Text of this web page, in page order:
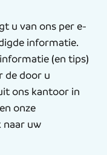
u van ons per e-
informatie.
(en tips)
de door u
ons kantoor in
onze
naar uw